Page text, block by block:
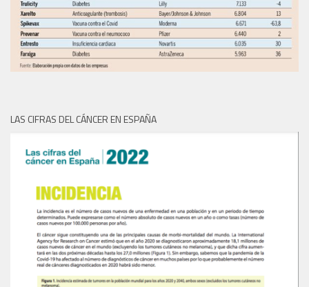
LAS CIFRAS DEL CÁNCER EN ESPAÑA